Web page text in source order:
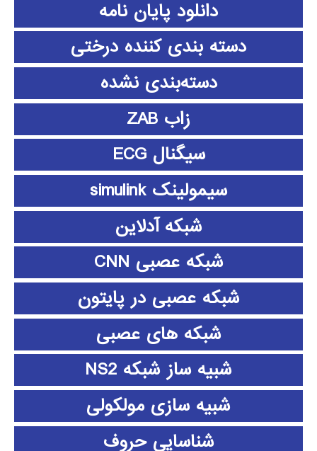
دانلود پايان نامه
دسته بندی کننده درختی
دسته‌بندی نشده
زاب ZAB
سیگنال ECG
سیمولینک simulink
شبکه آدلاین
شبکه عصبی CNN
شبکه عصبی در پایتون
شبکه های عصبی
شبیه ساز شبکه NS2
شبیه سازی مولکولی
شناسایی حروف